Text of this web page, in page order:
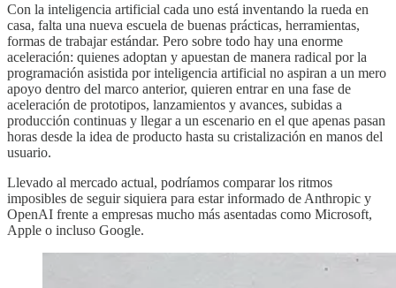
Con la inteligencia artificial cada uno está inventando la rueda en
casa, falta una nueva escuela de buenas prácticas, herramientas,
formas de trabajar estándar. Pero sobre todo hay una enorme
aceleración: quienes adoptan y apuestan de manera radical por la
programación asistida por inteligencia artificial no aspiran a un mero
apoyo dentro del marco anterior, quieren entrar en una fase de
aceleración de prototipos, lanzamientos y avances, subidas a
producción continuas y llegar a un escenario en el que apenas pasan
horas desde la idea de producto hasta su cristalización en manos del
usuario.
Llevado al mercado actual, podríamos comparar los ritmos
imposibles de seguir siquiera para estar informado de Anthropic y
OpenAI frente a empresas mucho más asentadas como Microsoft,
Apple o incluso Google.